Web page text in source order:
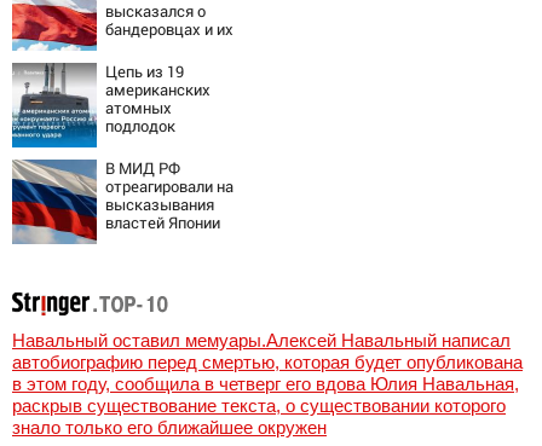
высказался о
бандеровцах и их
Цепь из 19
американских
атомных
подлодок
Россию и Китай:
это инструмент
первого
массированного
удара
В МИД РФ
отреагировали на
высказывания
властей Японии
Навальный оставил мемуары.Алексей Навальный написал
автобиографию перед смертью, которая будет опубликована
в этом году, сообщила в четверг его вдова Юлия Навальная,
раскрыв существование текста, о существовании которого
знало только его ближайшее окружен